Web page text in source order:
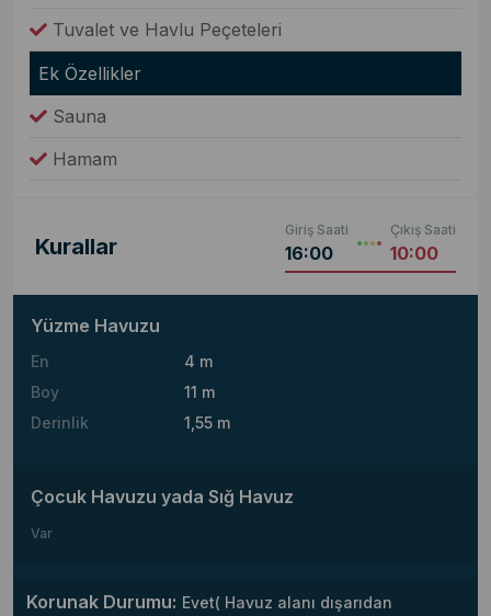
Tuvalet ve Havlu Peçeteleri
Ek Özellikler
Sauna
Hamam
Kurallar
Giriş Saati
16:00
Çıkış Saati
10:00
Yüzme Havuzu
En
4 m
Boy
11 m
Derinlik
1,55 m
Çocuk Havuzu yada Sığ Havuz
Var
Korunak Durumu: Evet( Havuz alanı dışarıdan